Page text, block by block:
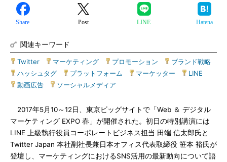
Share Post LINE Hatena
関連キーワード
Twitter マーケティング プロモーション ブランド戦略
ハッシュタグ
プラットフォーム マーケッター LINE
動画広告
ソーシャルメディア
2017年5月10～12日、東京ビッグサイトで「Web ＆ デジタル
マーケティング EXPO 春」が開催された。初日の特別講演には
LINE 上級執行役員コーポレートビジネス担当 田端 信太郎氏と
Twitter Japan 本社副社長兼日本オフィス代表取締役 笹本 裕氏が
登壇し、マーケティングにおけるSNS活用の最新動向について語